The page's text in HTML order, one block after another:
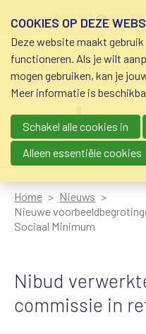
schuldhulp • sociaal krediet •
budgetbeheer •
Main navigation
Home
Nieuws
Nieuwe
Sociaal Minimum
Nibud
commissie in
COOKIES OP DEZE
Deze website maakt
functioneren. Als je wilt
mogen gebruiken, kan je
Meer informatie is
Schakel alle cookies in
Alleen essentiële cookies